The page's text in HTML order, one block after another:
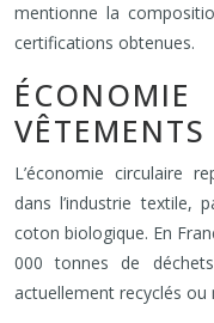
mentionne la
certifications obtenues.
L’économie circulaire
dans l’industrie textile,
coton biologique. En
000 tonnes de
actuellement recyclés ou